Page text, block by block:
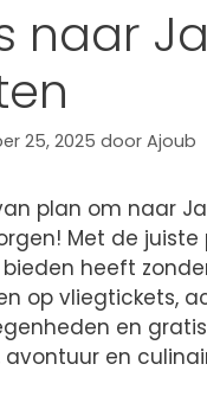
naar
25, 2025 door Ajoub
plan om naar
Met de
heeft
op vliegtickets,
en
avontuur en